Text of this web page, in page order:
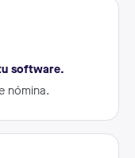
software.
nómina.